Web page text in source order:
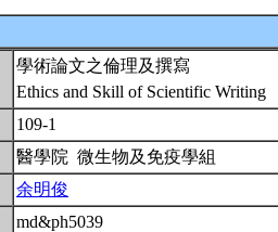
學術論文之倫理及撰寫
Ethics and Skill of Scientific Writing
109-1
醫學院 微生物及免疫學組
余明俊
md&ph5039